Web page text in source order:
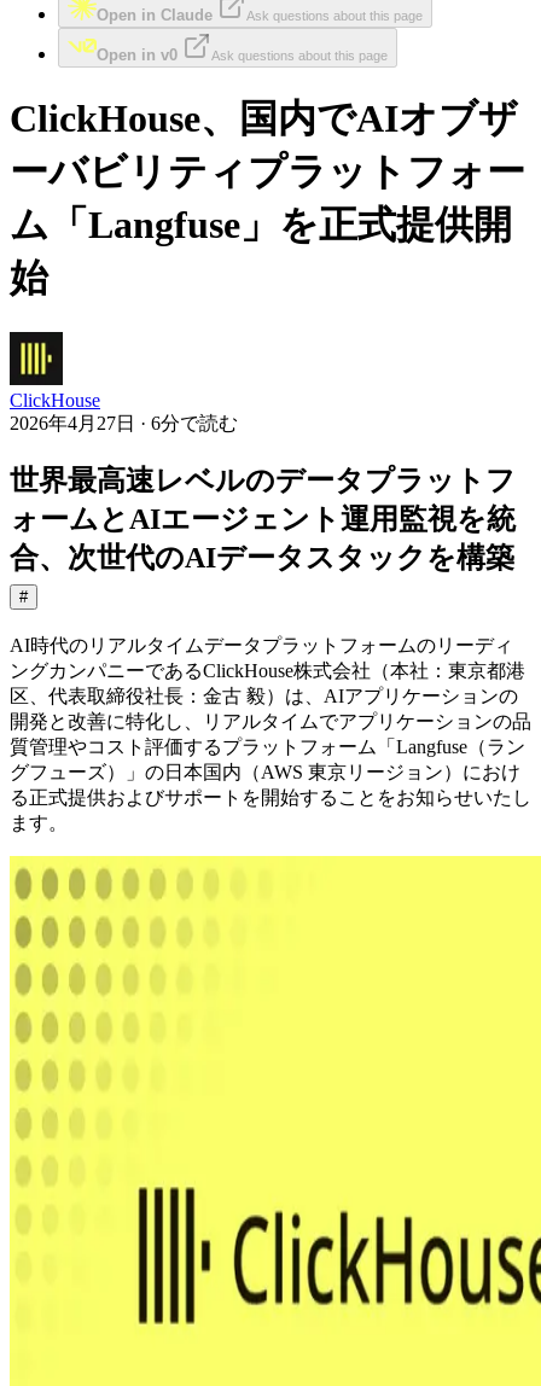
Open in Claude Ask questions about this page
Open in v0 Ask questions about this page
ClickHouse、国内でAIオブザ
ーバビリティプラットフォー
ム「Langfuse」を正式提供開
始
ClickHouse
2026年4月27日 · 6分で読む
世界最高速レベルのデータプラットフ
ォームとAIエージェント運用監視を統
合、次世代のAIデータスタックを構築
#
AI時代のリアルタイムデータプラットフォームのリーディ
ングカンパニーであるClickHouse株式会社（本社：東京都港
区、代表取締役社長：金古 毅）は、AIアプリケーションの
開発と改善に特化し、リアルタイムでアプリケーションの品
質管理やコスト評価するプラットフォーム「Langfuse（ラン
グフューズ）」の日本国内（AWS 東京リージョン）におけ
る正式提供およびサポートを開始することをお知らせいたし
ます。